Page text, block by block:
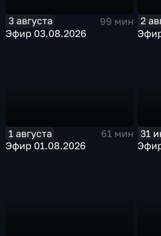
3 августа
99 мин
Эфир 03.08.2026
2
1 августа
61 мин
Эфир 01.08.2026
31